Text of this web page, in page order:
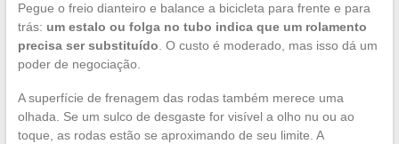
Pegue o freio dianteiro e balance a bicicleta para frente e para
trás: um estalo ou folga no tubo indica que um rolamento
precisa ser substituído . O custo é moderado, mas isso dá um
poder de negociação.
A superfície de frenagem das rodas também merece uma
olhada. Se um sulco de desgaste for visível a olho nu ou ao
toque, as rodas estão se aproximando de seu limite. A